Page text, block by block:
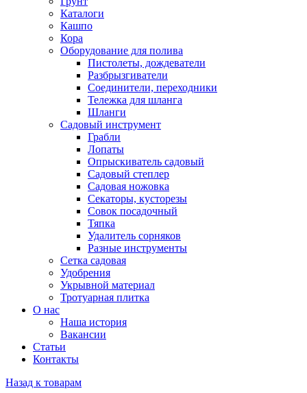
Каталоги
Кашпо
Кора
Оборудование для полива
Пистолеты, дождеватели
Разбрызгиватели
Соединители, переходники
Тележка для шланга
Шланги
Садовый инструмент
Грабли
Лопаты
Опрыскиватель садовый
Садовый степлер
Садовая ножовка
Секаторы, кусторезы
Совок посадочный
Тяпка
Удалитель сорняков
Разные инструменты
Сетка садовая
Удобрения
Укрывной материал
Тротуарная плитка
О нас
Наша история
Вакансии
Статьи
Контакты
Назад к товарам